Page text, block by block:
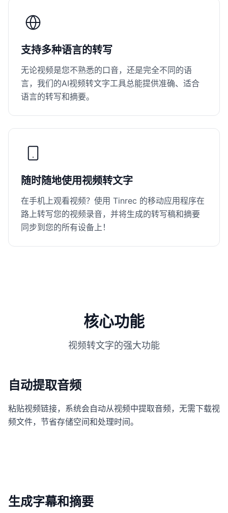
支持多种语言的转写
无论视频是您不熟悉的口音，还是完全不同的语
言，我们的AI视频转文字工具总能提供准确、适合
语言的转写和摘要。
随时随地使用视频转文字
在手机上观看视频？使用 Tinrec 的移动应用程序在
路上转写您的视频录音，并将生成的转写稿和摘要
同步到您的所有设备上！
核心功能
视频转文字的强大功能
自动提取音频
粘贴视频链接，系统会自动从视频中提取音频，无需下载视
频文件，节省存储空间和处理时间。
生成字幕和摘要